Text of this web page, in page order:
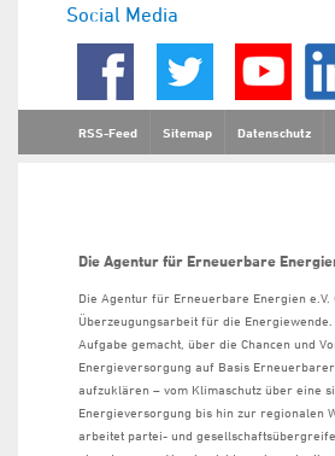
Social Media
RSS-Feed Sitemap Datenschutz
Die Agentur für Erneuerbare
Die Agentur für Erneuerbare Energien e.V.
Überzeugungsarbeit für die
Aufgabe gemacht, über die Chancen und
Energieversorgung auf Basis
aufzuklären – vom Klimaschutz über eine
Energieversorgung bis hin zur regionalen
arbeitet partei- und